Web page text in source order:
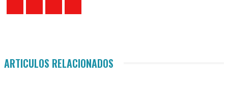
ARTICULOS RELACIONADOS